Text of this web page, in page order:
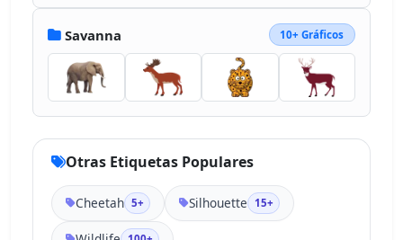
Savanna 10+ Gráficos
Otras Etiquetas Populares
Cheetah 5+ Silhouette 15+